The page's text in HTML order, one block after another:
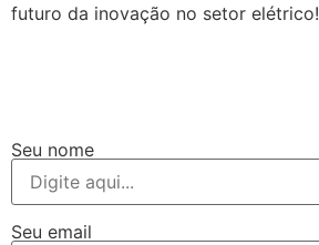
futuro da inovação no setor elétrico!
Seu nome
Seu email